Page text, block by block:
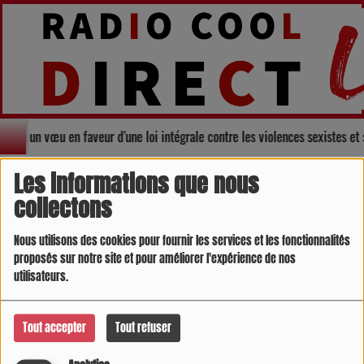
Les informations que nous
collectons
Nous utilisons des cookies pour fournir les services et les fonctionnalités
proposés sur notre site et pour améliorer l'expérience de nos
utilisateurs.
Tout accepter Tout refuser
un vœu en faveur d'une loi intégrale contre les violences sexistes
Dédicaces COOL DIRECT 1
Envoyer une dédicace
Robert de Duras
il y a 3 ans
Bonjour à toute l'équipe de